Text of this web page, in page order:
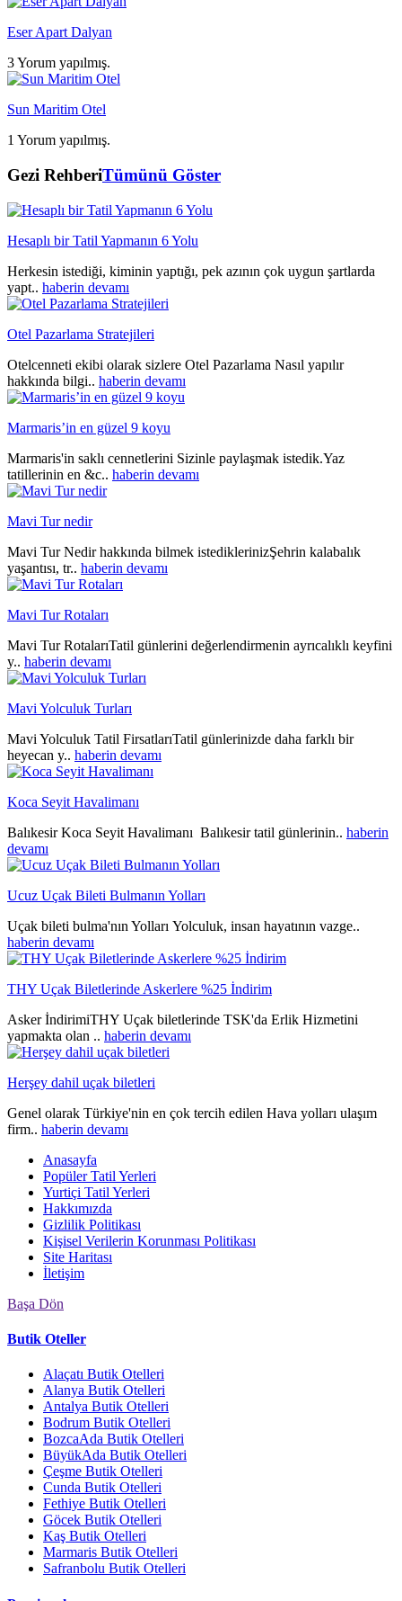
Eser Apart Dalyan
3 Yorum yapılmış.
Sun Maritim Otel
1 Yorum yapılmış.
Gezi RehberiTümünü Göster
Hesaplı bir Tatil Yapmanın 6 Yolu
Herkesin istediği, kiminin yaptığı, pek azının çok uygun şartlarda
yapt.. haberin devamı
Otel Pazarlama Stratejileri
Otelcenneti ekibi olarak sizlere Otel Pazarlama Nasıl yapılır
hakkında bilgi.. haberin devamı
Marmaris’in en güzel 9 koyu
Marmaris'in saklı cennetlerini Sizinle paylaşmak istedik.Yaz
tatillerinin en &c.. haberin devamı
Mavi Tur nedir
Mavi Tur Nedir hakkında bilmek istediklerinizŞehrin kalabalık
yaşantısı, tr.. haberin devamı
Mavi Tur Rotaları
Mavi Tur RotalarıTatil günlerini değerlendirmenin ayrıcalıklı keyfini
y.. haberin devamı
Mavi Yolculuk Turları
Mavi Yolculuk Tatil FirsatlarıTatil günlerinizde daha farklı bir
heyecan y.. haberin devamı
Koca Seyit Havalimanı
Balıkesir Koca Seyit Havalimanı Balıkesir tatil günlerinin.. haberin
devamı
Ucuz Uçak Bileti Bulmanın Yolları
Uçak bileti bulma'nın Yolları Yolculuk, insan hayatının vazge..
haberin devamı
THY Uçak Biletlerinde Askerlere %25 İndirim
Asker İndirimiTHY Uçak biletlerinde TSK'da Erlik Hizmetini
yapmakta olan .. haberin devamı
Herşey dahil uçak biletleri
Genel olarak Türkiye'nin en çok tercih edilen Hava yolları ulaşım
firm.. haberin devamı
Anasayfa
Popüler Tatil Yerleri
Yurtiçi Tatil Yerleri
Hakkımızda
Gizlilik Politikası
Kişisel Verilerin Korunması Politikası
Site Haritası
İletişim
Başa Dön
Butik Oteller
Alaçatı Butik Otelleri
Alanya Butik Otelleri
Antalya Butik Otelleri
Bodrum Butik Otelleri
BozcaAda Butik Otelleri
BüyükAda Butik Otelleri
Çeşme Butik Otelleri
Cunda Butik Otelleri
Fethiye Butik Otelleri
Göcek Butik Otelleri
Kaş Butik Otelleri
Marmaris Butik Otelleri
Safranbolu Butik Otelleri